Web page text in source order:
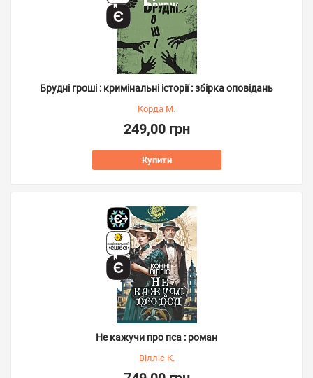
Брудні гроші : кримінальні історії : збірка оповідань
Корда М.
249,00 грн
Купити
Не кажучи про пса : роман
Вілліс К.